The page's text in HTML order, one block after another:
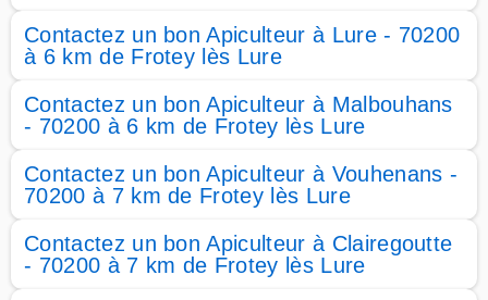
Contactez un bon Apiculteur à Lure - 70200
à 6 km de Frotey lès Lure
Contactez un bon Apiculteur à Malbouhans
- 70200 à 6 km de Frotey lès Lure
Contactez un bon Apiculteur à Vouhenans -
70200 à 7 km de Frotey lès Lure
Contactez un bon Apiculteur à Clairegoutte
- 70200 à 7 km de Frotey lès Lure